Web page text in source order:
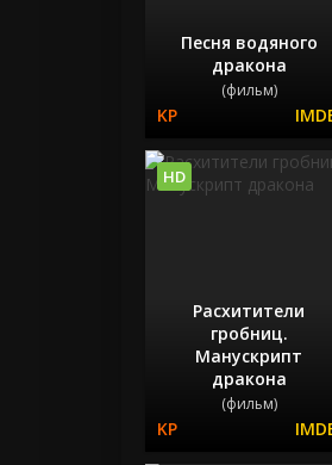
Песня водяного
дракона
(фильм)
Расхитители
гробниц.
Манускрипт
дракона
(фильм)
HD